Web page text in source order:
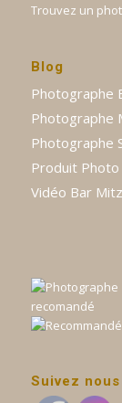
Trouvez un
Blog
Photographe
Photographe
Photographe
Produit Photo
Vidéo Bar
Suivez nous